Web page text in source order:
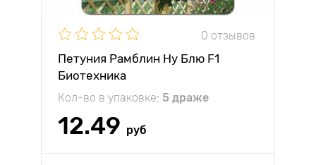
0 отзывов
Петуния Рамблин Ну Блю F1
Биотехника
Кол-во в упаковке: 5 драже
12.49 руб